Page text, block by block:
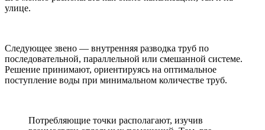
улице.
Следующее звено — внутренняя разводка труб по
последовательной, параллельной или смешанной системе.
Решение принимают, ориентируясь на оптимальное
поступление воды при минимальном количестве труб.
Потребляющие точки располагают, изучив